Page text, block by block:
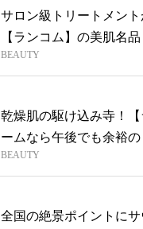
サロン級トリートメント
【ランコム】の美肌名品
BEAUTY
乾燥肌の駆け込み寺！
ームなら午後でも余裕
BEAUTY
全国の絶景ポイントに